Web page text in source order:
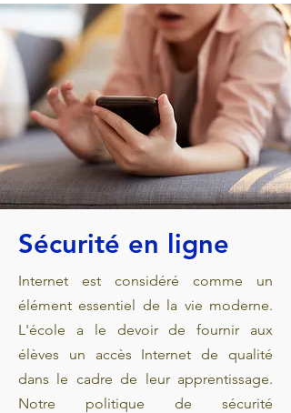
Sécurité en ligne
Internet est considéré comme un
élément essentiel de la vie moderne.
L'école a le devoir de fournir aux
élèves un accès Internet de qualité
dans le cadre de leur apprentissage.
Notre politique de sécurité